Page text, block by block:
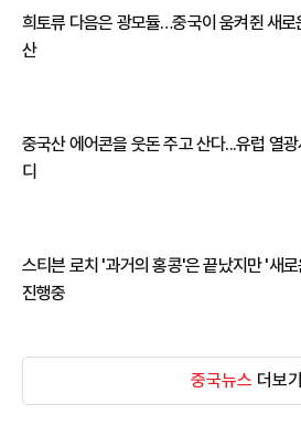
희토류 다음은 광모듈…중국이 움켜쥔 새로
산
중국산 에어콘을 웃돈 주고 산다...유럽 열광
디
스티븐 로치 '과거의 홍콩'은 끝났지만 '새
진행중
중국뉴스 더보기